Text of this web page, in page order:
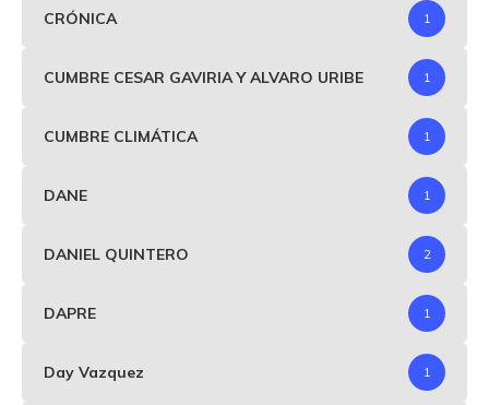
CRÓNICA 1
CUMBRE CESAR GAVIRIA Y ALVARO URIBE 1
CUMBRE CLIMÁTICA 1
DANE 1
DANIEL QUINTERO 2
DAPRE 1
Day Vazquez 1